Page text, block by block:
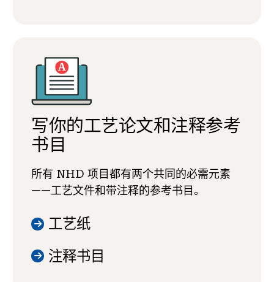
写你的工艺论文和注释参考
书目
所有 NHD 项目都有两个共同的必需元素
——工艺文件和带注释的参考书目。
工艺纸
注释书目